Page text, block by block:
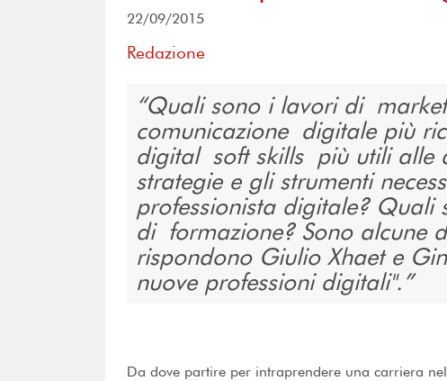
22/09/2015
Redazione
Quali sono i lavori di
comunicazione digitale più
digital soft skills più utili alle
strategie e gli strumenti
professionista digitale? Quali
di formazione? Sono alcune
rispondono Giulio Xhaet e
nuove professioni digitali".
Da dove partire per intraprendere una carriera